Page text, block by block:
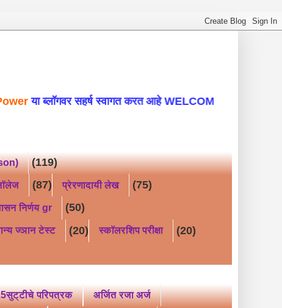
सहर्ष स्वागत करत आहे WELCOME TO MY
(119)
(87) प्रेरणादायी लेख (75)
निर्णय gr (50)
ज्ञान टेस्ट (20) स्कॉलरशिप परीक्षा (20)
परिपत्रक अर्जित रजा अर्ज